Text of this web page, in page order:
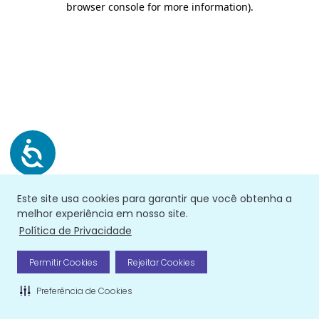
Este site usa cookies para garantir que você obtenha a
melhor experiência em nosso site.
Política de Privacidade
Permitir Cookies Rejeitar Cookies
Preferência de Cookies
browser console for more information).